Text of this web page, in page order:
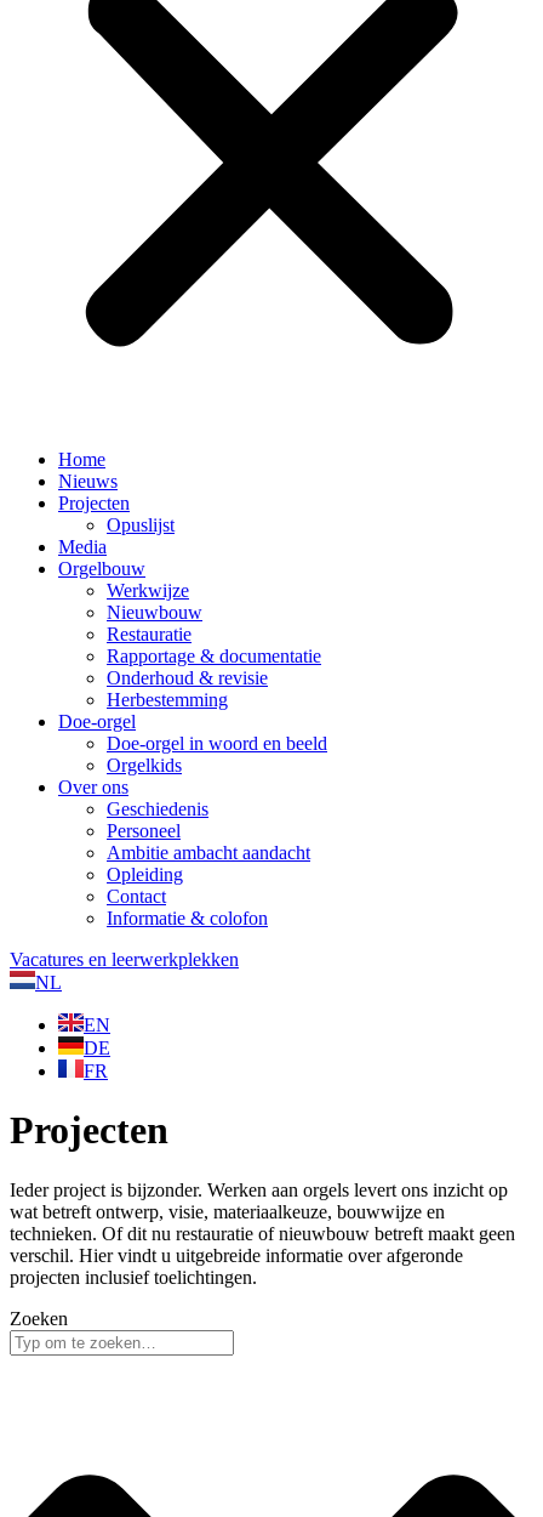
Home
Nieuws
Projecten
Opuslijst
Media
Orgelbouw
Werkwijze
Nieuwbouw
Restauratie
Rapportage & documentatie
Onderhoud & revisie
Herbestemming
Doe-orgel
Doe-orgel in woord en beeld
Orgelkids
Over ons
Geschiedenis
Personeel
Ambitie ambacht aandacht
Opleiding
Contact
Informatie & colofon
Vacatures en leerwerkplekken
NL
EN
DE
FR
Projecten
Ieder project is bijzonder. Werken aan orgels levert ons inzicht op
wat betreft ontwerp, visie, materiaalkeuze, bouwwijze en
technieken. Of dit nu restauratie of nieuwbouw betreft maakt geen
verschil. Hier vindt u uitgebreide informatie over afgeronde
projecten inclusief toelichtingen.
Zoeken